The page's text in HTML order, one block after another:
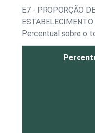
E7 - PROPORÇÃO
ESTABELECIMENTO
Percentual sobre o